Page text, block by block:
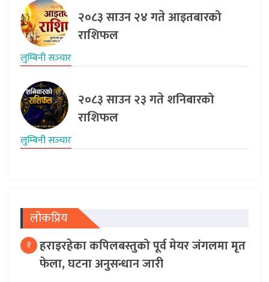
२०८३ साउन २४ गते आइतबारको
राशिफल
लुम्बिनी सञ्‍चार
२०८३ साउन २३ गते शनिबारको
राशिफल
लुम्बिनी सञ्‍चार
लोकप्रिय
१ हराइरहेका कपिलबस्तुको पूर्व मेयर जंगलमा मृत
फेला, घटना अनुसन्धान जारी